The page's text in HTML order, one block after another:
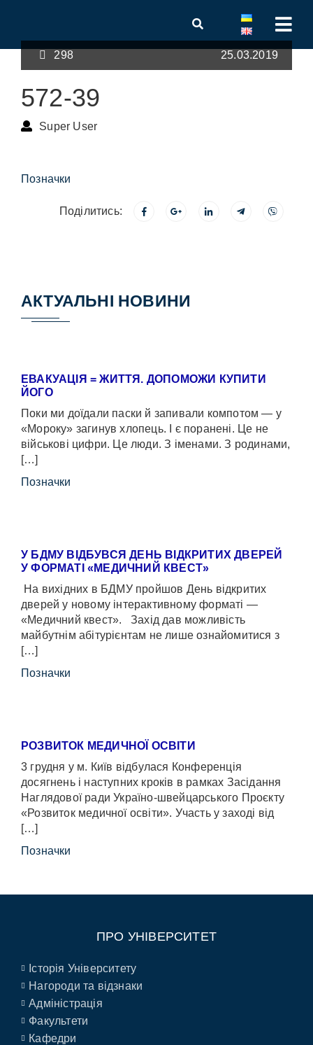
298 25.03.2019
572-39
Super User
Позначки
Поділитись:
АКТУАЛЬНІ НОВИНИ
ЕВАКУАЦІЯ = ЖИТТЯ. ДОПОМОЖИ КУПИТИ
ЙОГО
Поки ми доїдали паски й запивали компотом — у
«Мороку» загинув хлопець. І є поранені. Це не
військові цифри. Це люди. З іменами. З родинами,
[…]
Позначки
У БДМУ ВІДБУВСЯ ДЕНЬ ВІДКРИТИХ ДВЕРЕЙ
У ФОРМАТІ «МЕДИЧНИЙ КВЕСТ»
На вихідних в БДМУ пройшов День відкритих
дверей у новому інтерактивному форматі —
«Медичний квест». Захід дав можливість
майбутнім абітурієнтам не лише ознайомитися з
[…]
Позначки
РОЗВИТОК МЕДИЧНОЇ ОСВІТИ
3 грудня у м. Київ відбулася Конференція
досягнень і наступних кроків в рамках Засідання
Наглядової ради Україно-швейцарського Проєкту
«Розвиток медичної освіти». Участь у заході від
[…]
Позначки
ПРО УНІВЕРСИТЕТ
Історія Університету
Нагороди та відзнаки
Адміністрація
Факультети
Кафедри